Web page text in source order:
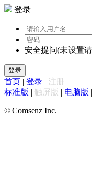
登录
安全提问(未设置
登录
首页 | 登录 | 注册
标准版 | 触屏版 | 电脑版 |
© Comsenz Inc.